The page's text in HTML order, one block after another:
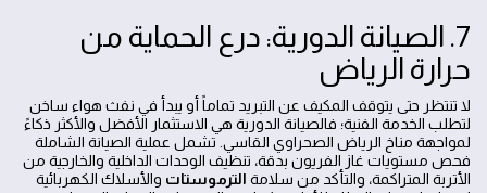
7. الصيانة الدورية: درع الحماية من
حرارة الرياض
لا تنتظر حتى يتوقف المكيف عن التبريد تماماً أو يبدأ في نفث هواء ساخن
لتطلب الخدمة الفنية؛ فالصيانة الدورية هي الاستثمار الأفضل والأكثر ذكاءً
لمواجهة مناخ الرياض الصحراوي القاسي. تشمل عملية الصيانة الشاملة
فحص مستويات غاز الفريون بدقة، تنظيف الوحدات الداخلية والخارجية من
الأتربة المتراكمة، والتأكد من سلامة الترموستات والأسلاك الكهربائية